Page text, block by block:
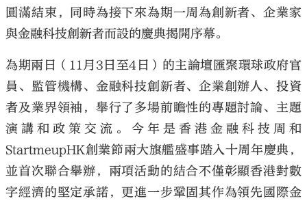
大公文匯
圓滿結束，同時為接下來為期一周為創新者、企業家
與金融科技創新者而設的慶典揭開序幕。
為期兩日（11月3日至4日）的主論壇匯聚環球政府官
員、監管機構、金融科技創新者、企業創辦人、投資
者及業界領袖，舉行了多場前瞻性的專題討論、主題
演講和政策交流。今年是香港金融科技周和
StartmeupHK創業節兩大旗艦盛事踏入十周年慶典，
並首次聯合舉辦，兩項活動的結合不僅彰顯香港對數
字經濟的堅定承諾，更進一步鞏固其作為領先國際金